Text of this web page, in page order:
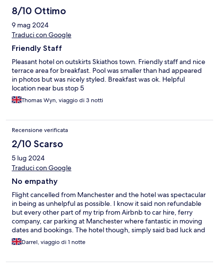
8/10 Ottimo
9 mag 2024
Traduci con Google
Friendly Staff
Pleasant hotel on outskirts Skiathos town. Friendly staff and nice
terrace area for breakfast. Pool was smaller than had appeared
in photos but was nicely styled. Breakfast was ok. Helpful
location near bus stop 5
Thomas Wyn, viaggio di 3 notti
Recensione verificata
2/10 Scarso
5 lug 2024
Traduci con Google
No empathy
Flight cancelled from Manchester and the hotel was spectacular
in being as unhelpful as possible. I know it said non refundable
but every other part of my trip from Airbnb to car hire, ferry
company, car parking at Manchester where fantastic in moving
dates and bookings. The hotel though, simply said bad luck and
not our fault, no refunds and no offer of alternative dates.
Darrel, viaggio di 1 notte